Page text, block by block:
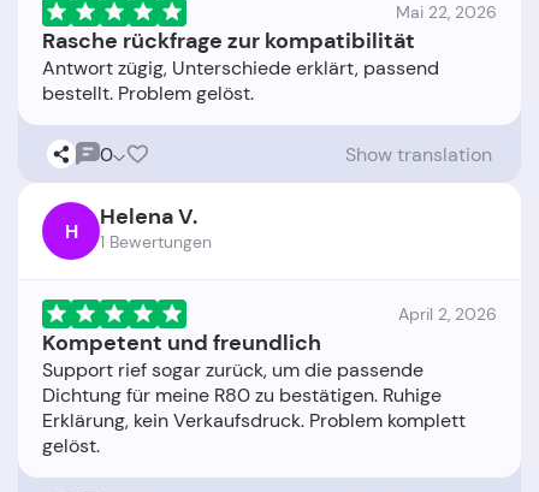
Mai 22, 2026
Rasche rückfrage zur kompatibilität
Antwort zügig, Unterschiede erklärt, passend
0 Show translation
H Helena V.
1 Bewertungen
April 2, 2026
Kompetent und freundlich
Support rief sogar zurück, um die passende
Dichtung für meine R80 zu bestätigen. Ruhige
Erklärung, kein Verkaufsdruck. Problem komplett